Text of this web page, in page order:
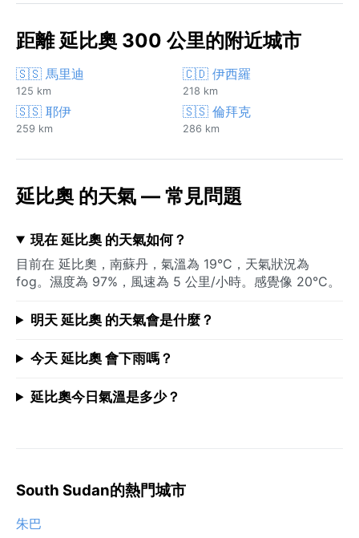
距離 延比奧 300 公里的附近城市
🇸🇸 馬里迪
125 km
🇨🇩 伊西羅
218 km
🇸🇸 耶伊
259 km
🇸🇸 倫拜克
286 km
延比奧 的天氣 — 常見問題
現在 延比奧 的天氣如何？
目前在 延比奧，南蘇丹，氣溫為 19°C，天氣狀況為
fog。濕度為 97%，風速為 5 公里/小時。感覺像 20°C。
明天 延比奧 的天氣會是什麼？
今天 延比奧 會下雨嗎？
延比奧今日氣溫是多少？
South Sudan的熱門城市
朱巴